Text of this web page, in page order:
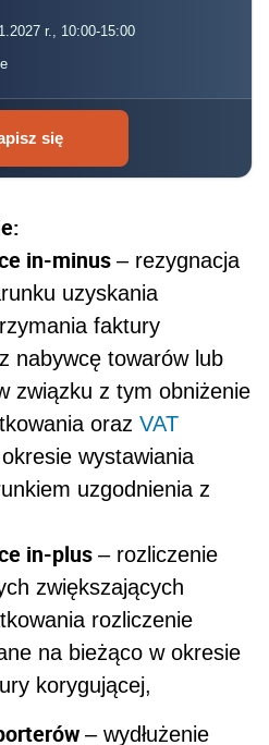
r., 10:00-15:00
się
in-minus –rezygnacja
uzyskania
faktury
nabywcę towarów lub
związku z tym obniżenie
oraz VAT
wystawiania
uzgodnienia z
in-plus –rozliczenie
zwiększających
rozliczenie
na bieżąco w okresie
korygującej,
–wydłużenie